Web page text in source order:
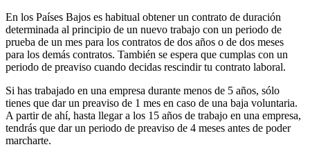
En los Países Bajos es habitual obtener un contrato de duración
determinada al principio de un nuevo trabajo con un periodo de
prueba de un mes para los contratos de dos años o de dos meses
para los demás contratos. También se espera que cumplas con un
periodo de preaviso cuando decidas rescindir tu contrato laboral.
Si has trabajado en una empresa durante menos de 5 años, sólo
tienes que dar un preaviso de 1 mes en caso de una baja voluntaria.
A partir de ahí, hasta llegar a los 15 años de trabajo en una empresa,
tendrás que dar un periodo de preaviso de 4 meses antes de poder
marcharte.